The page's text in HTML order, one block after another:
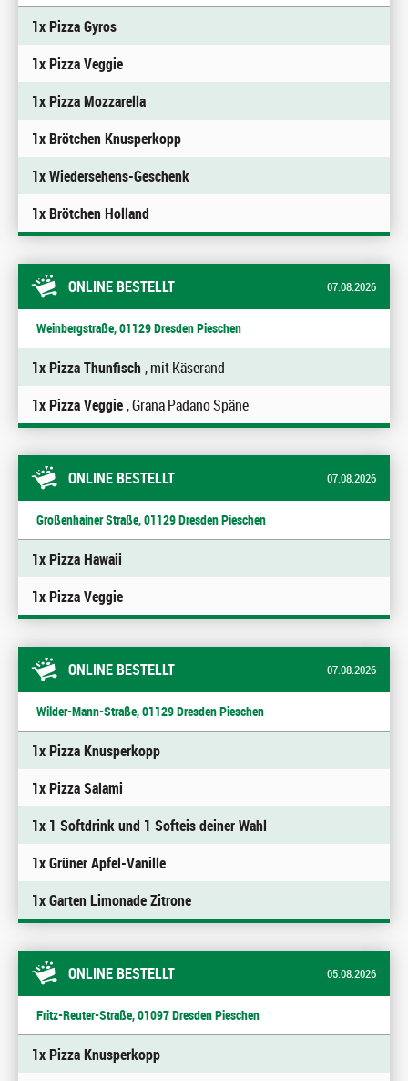
1x Pizza Gyros
1x Pizza Veggie
1x Pizza Mozzarella
1x Brötchen Knusperkopp
1x Wiedersehens-Geschenk
1x Brötchen Holland
ONLINE BESTELLT 07.08.2026
Weinbergstraße, 01129 Dresden Pieschen
1x Pizza Thunfisch , mit Käserand
1x Pizza Veggie, Grana Padano Späne
ONLINE BESTELLT 07.08.2026
Großenhainer Straße, 01129 Dresden Pieschen
1x Pizza Hawaii
1x Pizza Veggie
ONLINE BESTELLT 07.08.2026
Wilder-Mann-Straße, 01129 Dresden Pieschen
1x Pizza Knusperkopp
1x Pizza Salami
1x 1 Softdrink und 1 Softeis deiner Wahl
1x Grüner Apfel-Vanille
1x Garten Limonade Zitrone
ONLINE BESTELLT 05.08.2026
Fritz-Reuter-Straße, 01097 Dresden Pieschen
1x Pizza Knusperkopp